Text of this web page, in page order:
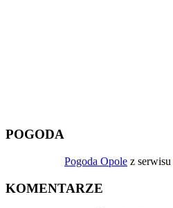
POGODA
Pogoda Opole z serwisu
KOMENTARZE